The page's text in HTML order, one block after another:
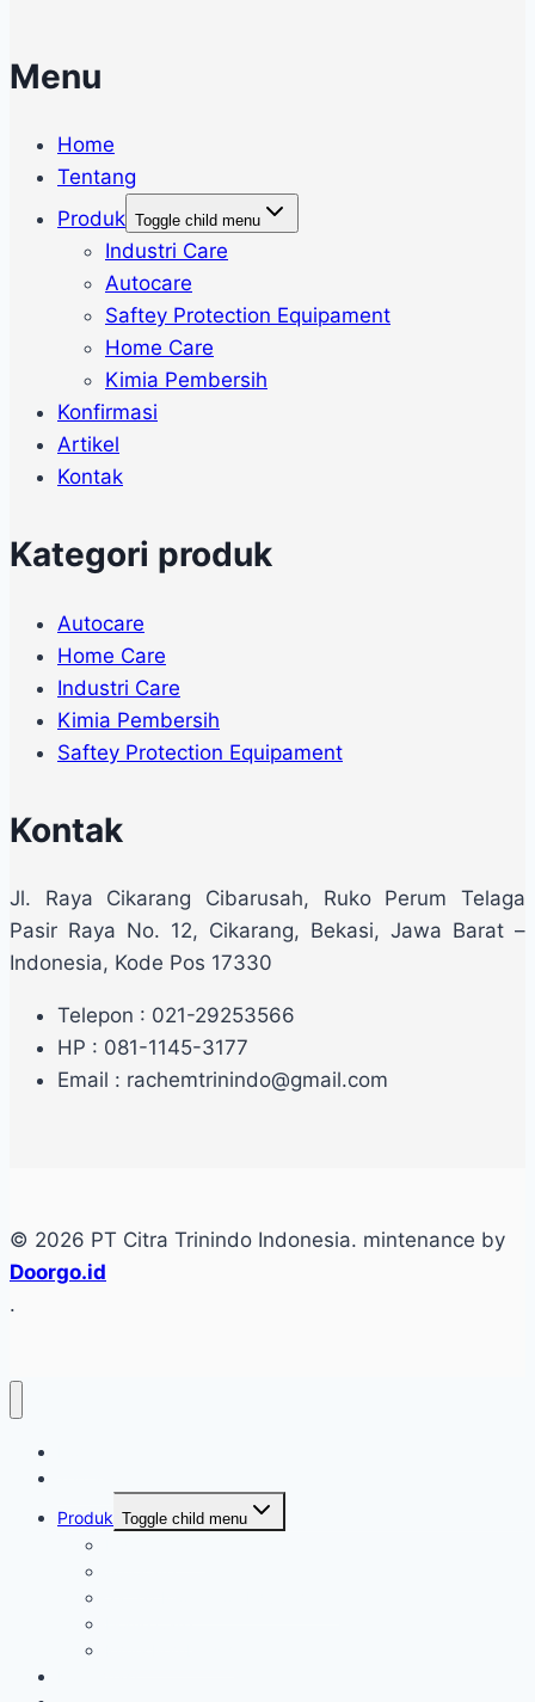
Menu
Home
Tentang
Produk Toggle child menu
Industri Care
Autocare
Saftey Protection Equipament
Home Care
Kimia Pembersih
Konfirmasi
Artikel
Kontak
Kategori produk
Autocare
Home Care
Industri Care
Kimia Pembersih
Saftey Protection Equipament
Kontak
Jl. Raya Cikarang Cibarusah, Ruko Perum Telaga
Pasir Raya No. 12, Cikarang, Bekasi, Jawa Barat –
Indonesia, Kode Pos 17330
Telepon : 021-29253566
HP : 081-1145-3177
Email : rachemtrinindo@gmail.com
© 2026 PT Citra Trinindo Indonesia. mintenance by
Doorgo.id
.
Produk Toggle child menu